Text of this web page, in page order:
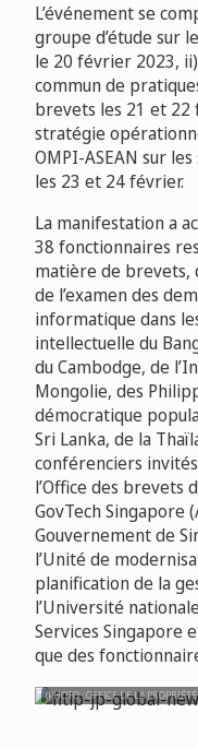
L’événement se
groupe d’étude sur
le 20 février 2023,
commun de
brevets les 21 et
stratégie
OMPI-ASEAN sur
les 23 et 24 février.
La manifestation a
38 fonctionnaires
matière de brevets,
de l’examen des
informatique dans
intellectuelle du
du Cambodge, de
Mongolie, des
démocratique
Sri Lanka, de la
conférenciers
l’Office des brevets
GovTech Singapore
Gouvernement de
l’Unité de
planification de la
l’Université
Services Singapore
que des
(PHOTO : OFFICE DE LA